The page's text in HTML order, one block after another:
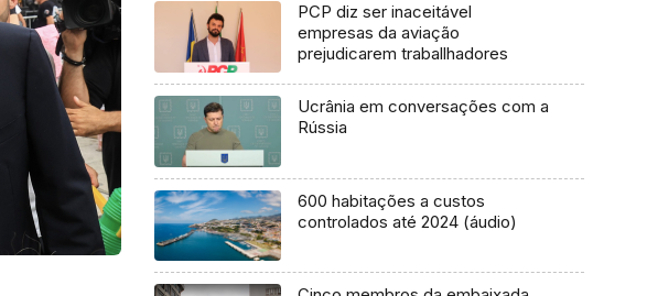
PCP diz ser inaceitável
empresas da aviação
prejudicarem traballhadores
Ucrânia em conversações com a
Rússia
600 habitações a custos
controlados até 2024 (áudio)